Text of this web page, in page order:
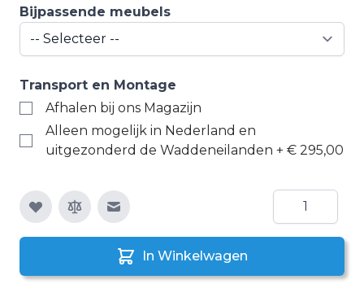
Bijpassende meubels
Transport en Montage
Afhalen bij ons Magazijn
Alleen mogelijk in Nederland en
uitgezonderd de Waddeneilanden + € 295,00
E-mail naar een vriend
Aantal
In Winkelwagen